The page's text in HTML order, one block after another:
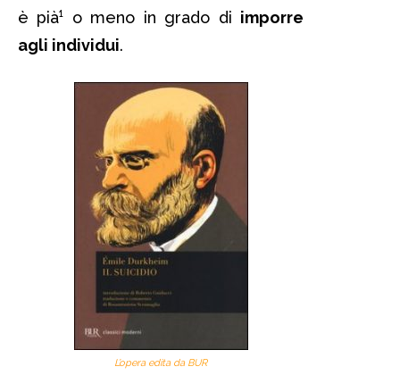
è pià¹ o meno in grado di imporre
agli individui.
L’opera edita da BUR